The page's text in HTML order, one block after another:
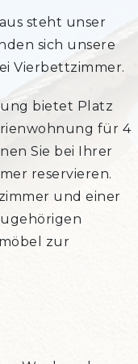
steht unser
sich unsere
Vierbettzimmer.
bietet Platz
für 4
Sie bei Ihrer
reservieren.
und einer
zur